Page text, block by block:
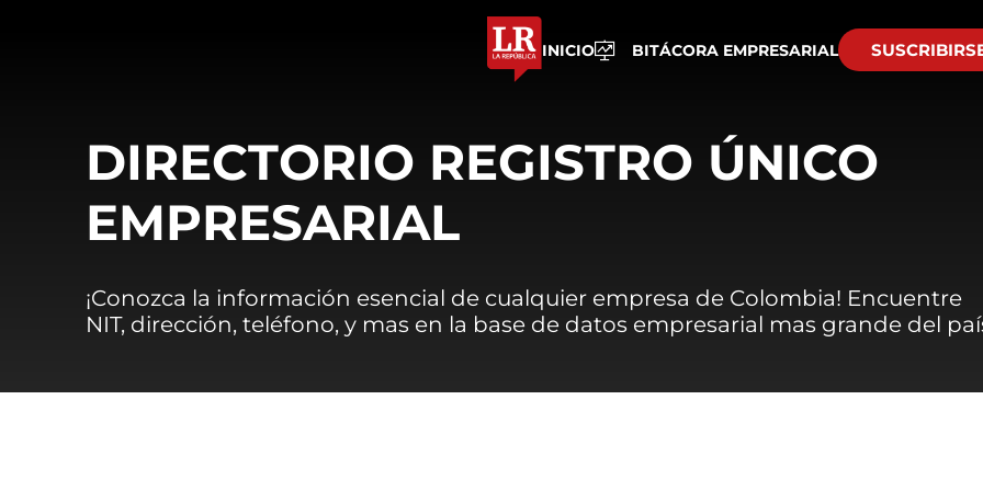
INICIO BITÁCORA EMPRESARIAL
DIRECTORIO REGISTRO ÚNICO
EMPRESARIAL
¡Conozca la información esencial de cualquier empresa de Colombia! Encuentre
NIT, dirección, teléfono, y mas en la base de datos empresarial mas grande del